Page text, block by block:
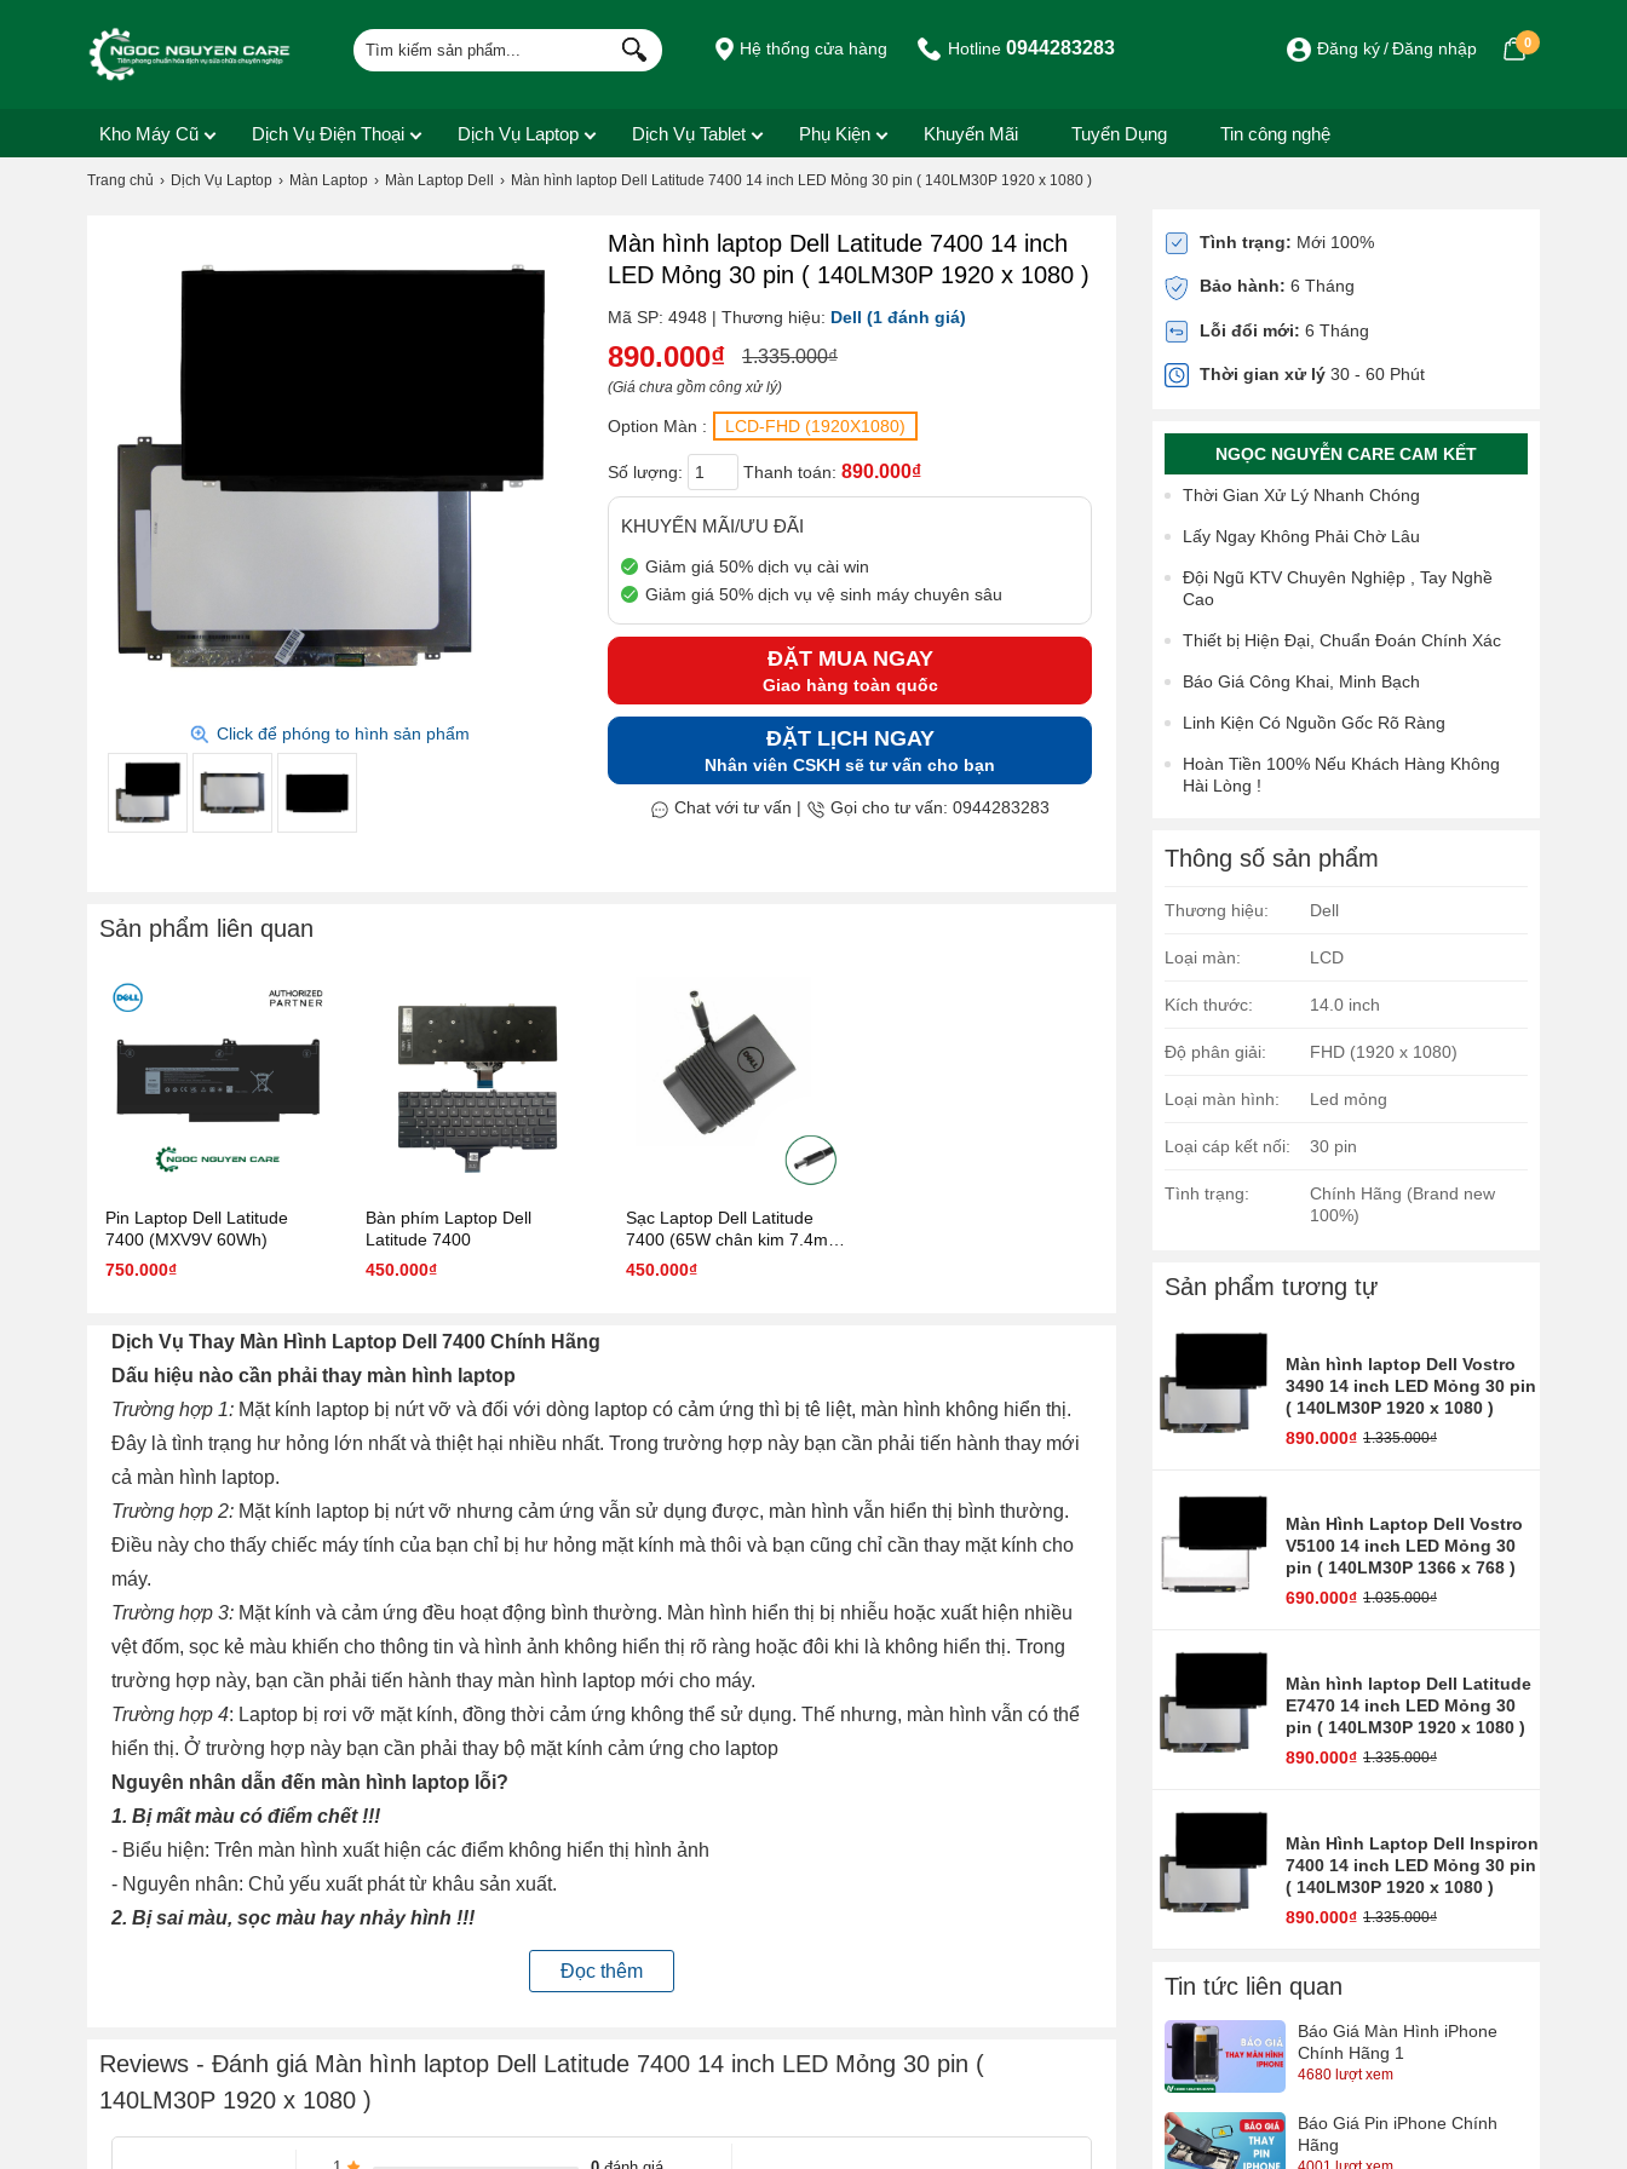
Hệ thống cửa hàng Hotline0944283283 Đăng ký Đăng nhập 0
Kho Máy Cũ Dịch Vụ Điện Thoại Dịch Vụ Laptop Dịch Vụ Tablet Phụ Kiện Khuyến Mãi Tuyển Dụng Tin công nghệ
Trang chủ Dịch Vụ Laptop Màn Laptop Màn Laptop Dell Màn hình laptop Dell Latitude 7400 14 inch LED Mỏng 30 pin ( 140LM30P 1920 x 1080 )
Click để phóng to hình sản phẩm
Màn hình laptop Dell Latitude 7400 14 inch
LED Mỏng 30 pin ( 140LM30P 1920 x 1080 )
Mã SP: 4948 | Thương hiệu: Dell (1 đánh giá)
890.000₫ 1.335.000₫
(Giá chưa gồm công xử lý)
Option Màn : LCD-FHD (1920X1080)
Số lượng: Thanh toán: 890.000₫
KHUYẾN MÃI/ƯU ĐÃI
Giảm giá 50% dịch vụ cài win
Giảm giá 50% dịch vụ vệ sinh máy chuyên sâu
ĐẶT MUA NGAY
Giao hàng toàn quốc
ĐẶT LỊCH NGAY
Nhân viên CSKH sẽ tư vấn cho bạn
Chat với tư vấn | Gọi cho tư vấn: 0944283283
Sản phẩm liên quan
Pin Laptop Dell Latitude
7400 (MXV9V 60Wh)
750.000₫
Bàn phím Laptop Dell
Latitude 7400
450.000₫
Sạc Laptop Dell Latitude
7400 (65W chân kim 7.4mm
* 5.0 mm)
450.000₫
Dịch Vụ Thay Màn Hình Laptop Dell 7400 Chính Hãng
Dấu hiệu nào cần phải thay màn hình laptop
Trường hợp 1: Mặt kính laptop bị nứt vỡ và đối với dòng laptop có cảm ứng thì bị tê liệt, màn hình không hiển thị.
Đây là tình trạng hư hỏng lớn nhất và thiệt hại nhiều nhất. Trong trường hợp này bạn cần phải tiến hành thay mới
cả màn hình laptop.
Trường hợp 2: Mặt kính laptop bị nứt vỡ nhưng cảm ứng vẫn sử dụng được, màn hình vẫn hiển thị bình thường.
Điều này cho thấy chiếc máy tính của bạn chỉ bị hư hỏng mặt kính mà thôi và bạn cũng chỉ cần thay mặt kính cho
máy.
Trường hợp 3: Mặt kính và cảm ứng đều hoạt động bình thường. Màn hình hiển thị bị nhiễu hoặc xuất hiện nhiều
vệt đốm, sọc kẻ màu khiến cho thông tin và hình ảnh không hiển thị rõ ràng hoặc đôi khi là không hiển thị. Trong
trường hợp này, bạn cần phải tiến hành thay màn hình laptop mới cho máy.
Trường hợp 4: Laptop bị rơi vỡ mặt kính, đồng thời cảm ứng không thể sử dụng. Thế nhưng, màn hình vẫn có thể
hiển thị. Ở trường hợp này bạn cần phải thay bộ mặt kính cảm ứng cho laptop
Nguyên nhân dẫn đến màn hình laptop lỗi?
1. Bị mất màu có điểm chết !!!
- Biểu hiện: Trên màn hình xuất hiện các điểm không hiển thị hình ảnh
- Nguyên nhân: Chủ yếu xuất phát từ khâu sản xuất.
2. Bị sai màu, sọc màu hay nhảy hình !!!
- Biểu hiện: Màn hình chuyển sang một màu duy nhất.
- Nguyên nhân: Có thể do lỗi ở bộ phận socket, hoặc quá trình đóng mở nắp gập màn hình lâu ngày cũng sẽ gây
3. Bị sọc ngang sọc dọc, đỏ nền hay lúc có lúc không !!!
- Nguyên nhân: Đèn cao áp của màn hình hỏng, cáp màn hình đứt, vỉ cao áp hỏng, mất nguồn từ mainboard cấp
Đọc thêm
Reviews - Đánh giá Màn hình laptop Dell Latitude 7400 14 inch LED Mỏng 30 pin (
140LM30P 1920 x 1080 )
Tình trạng: Mới 100%
Bảo hành: 6 Tháng
Lỗi đổi mới: 6 Tháng
Thời gian xử lý 30 - 60 Phút
NGỌC NGUYỄN CARE CAM KẾT
Thời Gian Xử Lý Nhanh Chóng
Lấy Ngay Không Phải Chờ Lâu
Đội Ngũ KTV Chuyên Nghiệp , Tay Nghề
Cao
Thiết bị Hiện Đại, Chuẩn Đoán Chính Xác
Báo Giá Công Khai, Minh Bạch
Linh Kiện Có Nguồn Gốc Rõ Ràng
Hoàn Tiền 100% Nếu Khách Hàng Không
Hài Lòng !
Thông số sản phẩm
Thương hiệu: Dell
Loại màn: LCD
Kích thước: 14.0 inch
Độ phân giải: FHD (1920 x 1080)
Loại màn hình: Led mỏng
Loại cáp kết nối: 30 pin
Tình trạng:
Chính Hãng (Brand new
100%)
Sản phẩm tương tự
Màn hình laptop Dell Vostro
3490 14 inch LED Mỏng 30 pin
( 140LM30P 1920 x 1080 )
890.000₫ 1.335.000₫
Màn Hình Laptop Dell Vostro
V5100 14 inch LED Mỏng 30
pin ( 140LM30P 1366 x 768 )
690.000₫ 1.035.000₫
Màn hình laptop Dell Latitude
E7470 14 inch LED Mỏng 30
pin ( 140LM30P 1920 x 1080 )
890.000₫ 1.335.000₫
Màn Hình Laptop Dell Inspiron
7400 14 inch LED Mỏng 30 pin
( 140LM30P 1920 x 1080 )
890.000₫ 1.335.000₫
Tin tức liên quan
Báo Giá Màn Hình iPhone
Chính Hãng 1
4680 lượt xem
Báo Giá Pin iPhone Chính
Hãng